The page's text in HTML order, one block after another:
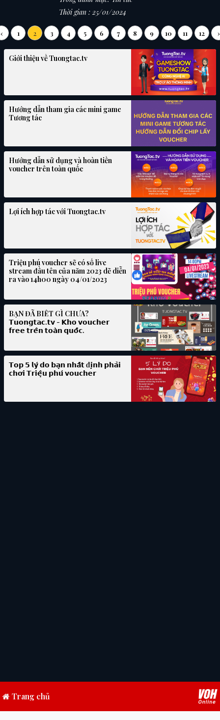
hôm nay điểm qua top 5 quán cà phê có khu vui chơi
Phước.
Thời gian : 25/01/2024
‹ 1 2 3 4 5 6 7 8 9 10 11 12 ›
Giới thiệu về Tuongtac.tv
Hướng dẫn tham gia các mini game
Tương tác
Hướng dẫn sử dụng và hoàn tiền
voucher trên toàn quốc
Lợi ích hợp tác với Tuongtac.tv
Triệu phú voucher sẽ có số live
stream đầu tên của năm 2023 dẽ diễn
ra vào 14h00 ngày 04/01/2023
BẠN ĐÃ BIẾT GÌ CHƯA?
𝗧𝘂𝗼𝗻𝗴𝘁𝗮𝗰.𝘁𝘃 - 𝗞𝗵𝗼 𝘃𝗼𝘂𝗰𝗵𝗲𝗿
𝗳𝗿𝗲𝗲 𝘁𝗿𝗲̂𝗻 𝘁𝗼𝗮̀𝗻 𝗾𝘂𝗼̂́𝗰.
𝗧𝗼𝗽 𝟱 𝗹𝘆́ 𝗱𝗼 𝗯𝗮̣𝗻 𝗻𝗵𝗮̂́𝘁 đ𝗶̣𝗻𝗵 𝗽𝗵𝗮̉𝗶
𝗰𝗵𝗼̛𝗶 𝗧𝗿𝗶𝗲̣̂𝘂 𝗽𝗵𝘂́ 𝘃𝗼𝘂𝗰𝗵𝗲𝗿
Trang chủ